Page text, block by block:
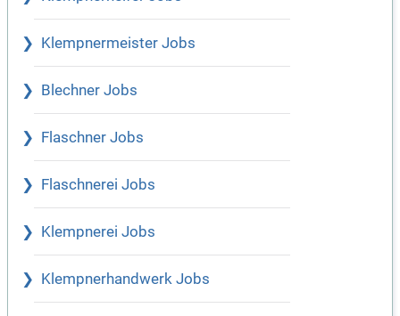
Klempnermeister Jobs
Blechner Jobs
Flaschner Jobs
Flaschnerei Jobs
Klempnerei Jobs
Klempnerhandwerk Jobs